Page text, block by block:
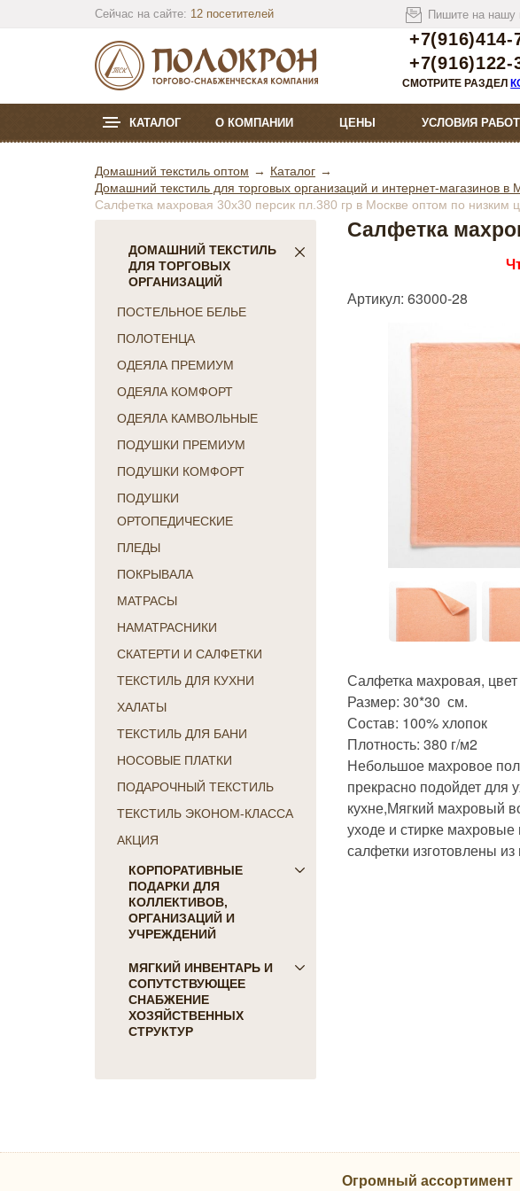
Сейчас на сайте: 12 посетителей Пишите на нашу
+7(916)414-
+7(916)122-
СМОТРИТЕ РАЗДЕЛ
КАТАЛОГ О КОМПАНИИ ЦЕНЫ УСЛОВИЯ
Домашний текстиль оптом
Каталог
Домашний текстиль для торговых организаций и интернет-магазинов
Салфетка махровая 30х30 персик пл.380 гр в Москве оптом по низким
ДОМАШНИЙ ТЕКСТИЛЬ
ДЛЯ ТОРГОВЫХ
ОРГАНИЗАЦИЙ
ПОСТЕЛЬНОЕ БЕЛЬЕ
ПОЛОТЕНЦА
ОДЕЯЛА ПРЕМИУМ
ОДЕЯЛА КОМФОРТ
ОДЕЯЛА КАМВОЛЬНЫЕ
ПОДУШКИ ПРЕМИУМ
ПОДУШКИ КОМФОРТ
ПОДУШКИ
ОРТОПЕДИЧЕСКИЕ
ПЛЕДЫ
ПОКРЫВАЛА
МАТРАСЫ
НАМАТРАСНИКИ
СКАТЕРТИ И САЛФЕТКИ
ТЕКСТИЛЬ ДЛЯ КУХНИ
ХАЛАТЫ
ТЕКСТИЛЬ ДЛЯ БАНИ
НОСОВЫЕ ПЛАТКИ
ПОДАРОЧНЫЙ ТЕКСТИЛЬ
ТЕКСТИЛЬ ЭКОНОМ-КЛАССА
АКЦИЯ
КОРПОРАТИВНЫЕ
ПОДАРКИ ДЛЯ
КОЛЛЕКТИВОВ,
ОРГАНИЗАЦИЙ И
УЧРЕЖДЕНИЙ
ПОДАРКИ ДЛЯ КОГО:
Женщинам
Коллегам
Мужчинам
День Победы
МЯГКИЙ ИНВЕНТАРЬ И
СОПУТСТВУЮЩЕЕ
СНАБЖЕНИЕ
ХОЗЯЙСТВЕННЫХ
СТРУКТУР
Салфетка
Артикул: 63000-28
Салфетка махровая, цвет
Размер: 30*30 см.
Состав: 100% хлопок
Плотность: 380 г/м2
Небольшое махровое
прекрасно подойдет для
кухне,Мягкий махровый
уходе и стирке
салфетки изготовлены из
Огромный ассортимент